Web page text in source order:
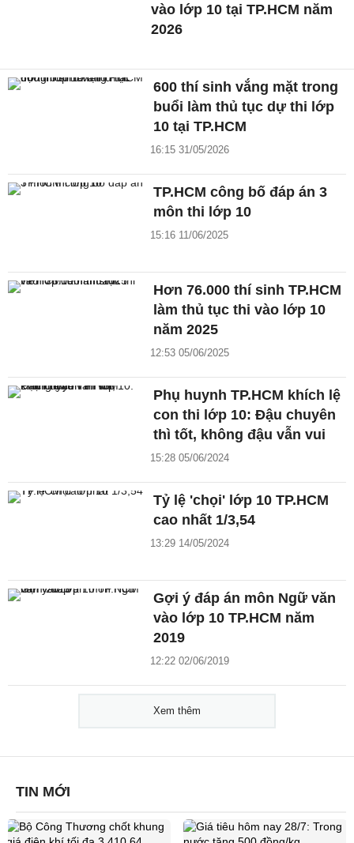
vào lớp 10 tại TP.HCM năm
2026
600 thí sinh vắng mặt trong
buổi làm thủ tục dự thi lớp
10 tại TP.HCM
16:15 31/05/2026
TP.HCM công bố đáp án 3
môn thi lớp 10
15:16 11/06/2025
Hơn 76.000 thí sinh TP.HCM
làm thủ tục thi vào lớp 10
năm 2025
12:53 05/06/2025
Phụ huynh TP.HCM khích lệ
con thi lớp 10: Đậu chuyên
thì tốt, không đậu vẫn vui
15:28 05/06/2024
Tỷ lệ 'chọi' lớp 10 TP.HCM
cao nhất 1/3,54
13:29 14/05/2024
Gợi ý đáp án môn Ngữ văn
vào lớp 10 TP.HCM năm
2019
12:22 02/06/2019
Xem thêm
TIN MỚI